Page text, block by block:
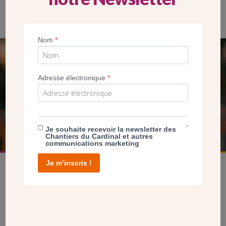
SEUL VOTRE DON
NOUS PERMET D’AGIR
FAIRE UN DON
Nom*
Adresse électronique*
Je souhaite recevoir la newsletter des
Chantiers du Cardinal et autres
communications marketing
*
Je m’inscris !